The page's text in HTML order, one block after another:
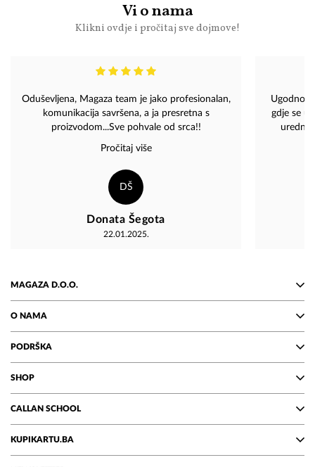
Vi o nama
Klikni ovdje i pročitaj sve dojmove!
Oduševljena, Magaza team je jako profesionalan,
komunikacija savršena, a ja presretna s
proizvodom...Sve pohvale od srca!!
Pročitaj više
DŠ
Donata Šegota
22.01.2025.
Ugodno i
gdje se
uredno
MAGAZA D.O.O.
O NAMA
PODRŠKA
SHOP
CALLAN SCHOOL
KUPIKARTU.BA